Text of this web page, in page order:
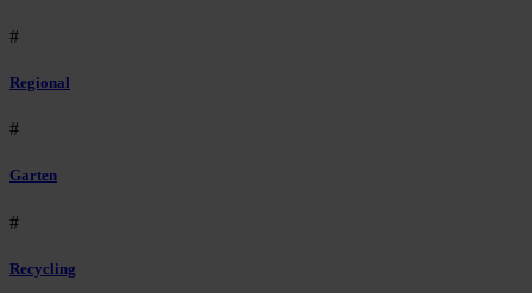
#
Regional
#
Garten
#
Recycling